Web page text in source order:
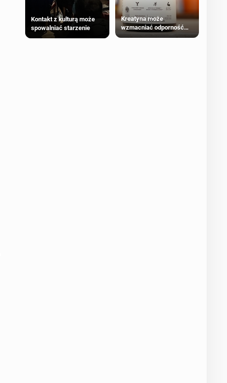
Kontakt z kulturą może
spowalniać starzenie
Kreatyna może
wzmacniać odporność
przeciw nowotworom